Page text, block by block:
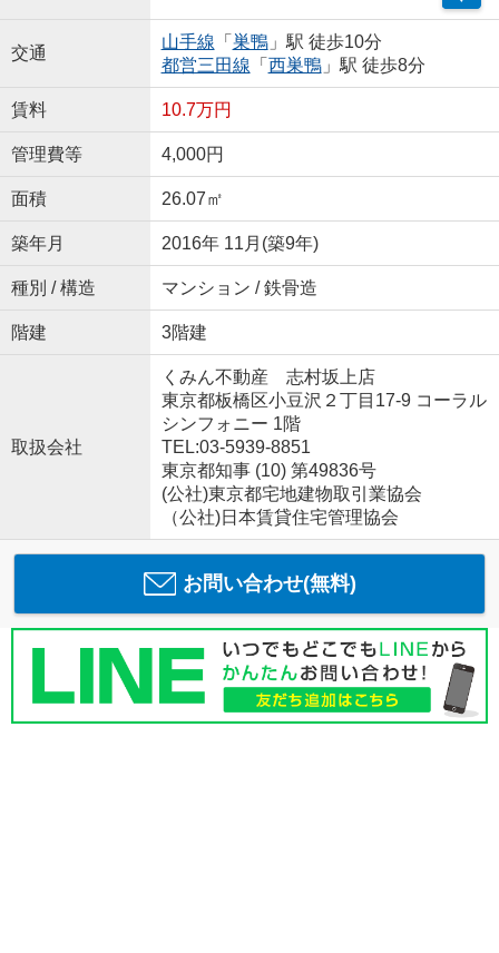
交通
山手線 「 巣鴨」駅 徒歩10分
都営三田線 「 西巣鴨」駅 徒歩8分
賃料 10.7万円
管理費等 4,000円
面積 26.07㎡
築年月 2016年 11月(築9年)
種別 / 構造 マンション / 鉄骨造
階建 3階建
取扱会社
くみん不動産 志村坂上店
東京都板橋区小豆沢２丁目17-9 コーラル
シンフォニー 1階
TEL:03-5939-8851
東京都知事 (10) 第49836号
(公社)東京都宅地建物取引業協会
（公社)日本賃貸住宅管理協会
お問い合わせ(無料)